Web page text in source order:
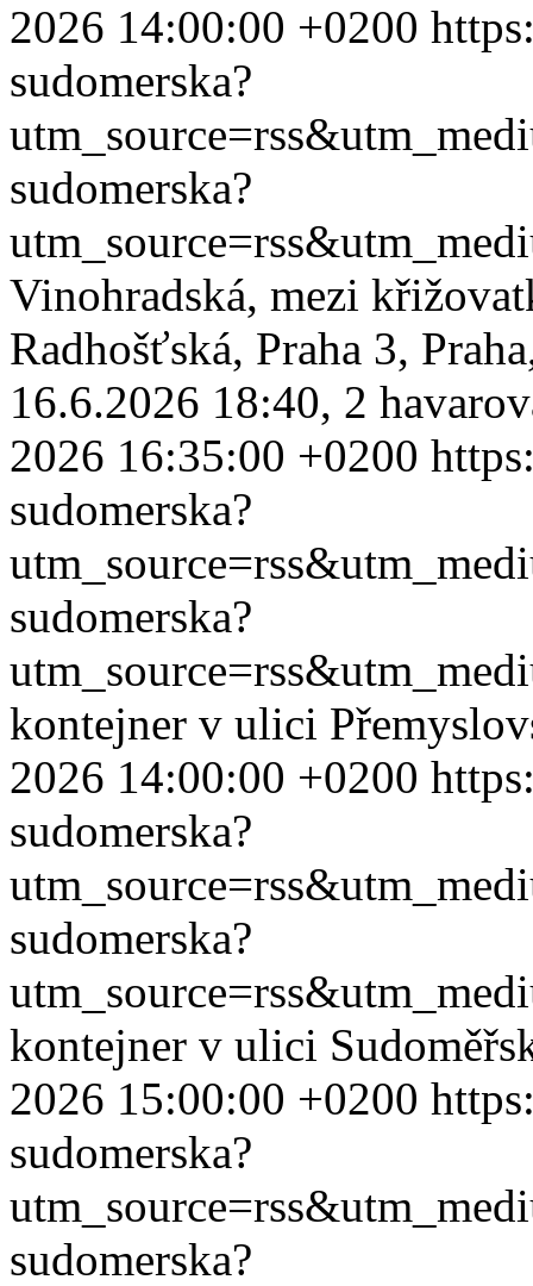
2026 14:00:00 +0200
sudomerska?
sudomerska?
Vinohradská, mezi
Radhošťská, Praha 3,
16.6.2026 18:40, 2
2026 16:35:00 +0200
sudomerska?
sudomerska?
kontejner v ulici
2026 14:00:00 +0200
sudomerska?
sudomerska?
kontejner v ulici
2026 15:00:00 +0200
sudomerska?
sudomerska?